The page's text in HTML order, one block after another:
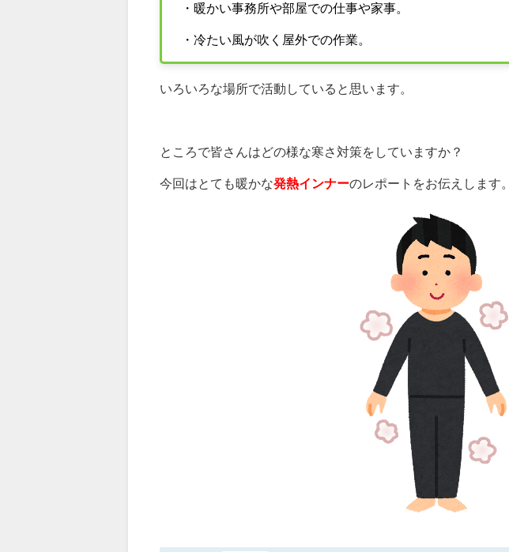
・暖かい事務所や部屋での仕事や家事。
・冷たい風が吹く屋外での作業。
いろいろな場所で活動していると思います。
ところで皆さんはどの様な寒さ対策をしていますか？
今回はとても暖かな発熱インナーのレポートをお伝えします。